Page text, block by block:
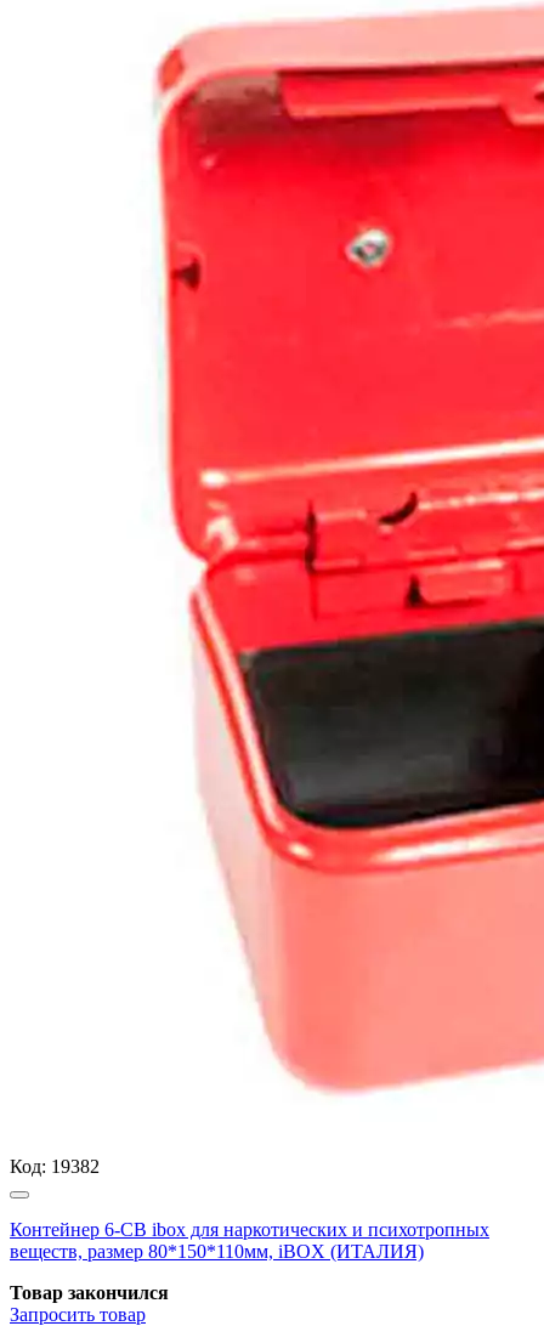
Код: 19382
Контейнер 6-СВ ibox для наркотических и психотропных
веществ, размер 80*150*110мм, iBOX (ИТАЛИЯ)
Товар закончился
Запросить товар